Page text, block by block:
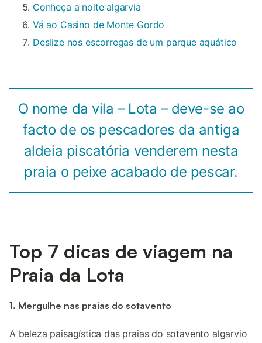
Conheça a noite algarvia
Vá ao Casino de Monte Gordo
Deslize nos escorregas de um parque aquático
O nome da vila – Lota – deve-se ao
facto de os pescadores da antiga
aldeia piscatória venderem nesta
praia o peixe acabado de pescar.
Top 7 dicas de viagem na
Praia da Lota
1. Mergulhe nas praias do sotavento
A beleza paisagística das praias do sotavento algarvio